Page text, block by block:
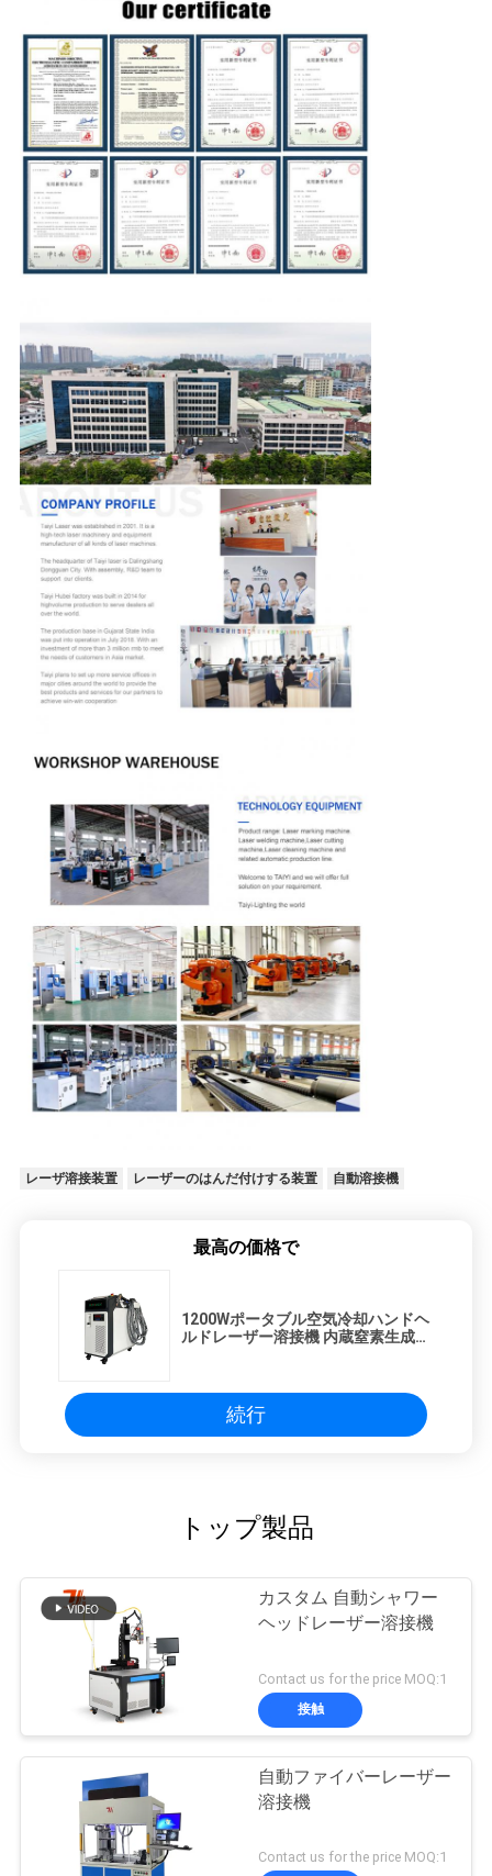
レーザ溶接装置 レーザーのはんだ付けする装置 自動溶接機
最高の価格で
1200Wポータブル空気冷却ハンドヘ
ルドレーザー溶接機 内蔵窒素生成シ
続行
トップ製品
カスタム 自動シャワー
ヘッドレーザー溶接機
Contact us for the price MOQ:1
接触
自動ファイバーレーザー
溶接機
Contact us for the price MOQ:1